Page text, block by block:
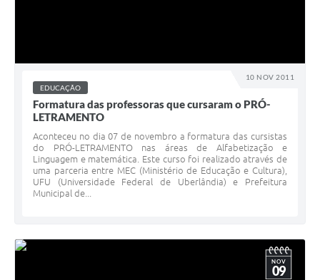
Arquivos para Download
Jornal
RH Meu Holerite
Portal MROSC
10 NOV 2011
EDUCAÇÃO
Formatura das professoras que cursaram o PRÓ-
LETRAMENTO
Aconteceu no dia 07 de novembro a formatura das cursistas
do PRÓ-LETRAMENTO nas áreas de Alfabetização e
Linguagem e matemática. Este curso foi realizado através de
uma parceria entre MEC (Ministério de Educação e Cultura),
UFU (Universidade Federal de Uberlândia) e Prefeitura
Municipal de...
NOV
09